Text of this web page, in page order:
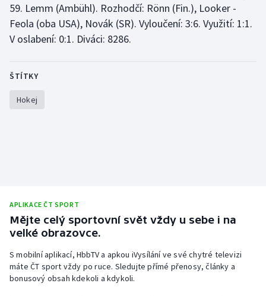
59. Lemm (Ambühl). Rozhodčí: Rönn (Fin.), Looker -
Feola (oba USA), Novák (SR). Vyloučení: 3:6. Využití: 1:1.
V oslabení: 0:1. Diváci: 8286.
ŠTÍTKY
Hokej
APLIKACE ČT SPORT
Mějte celý sportovní svět vždy u sebe i na
velké obrazovce.
S mobilní aplikací, HbbTV a apkou iVysílání ve své chytré televizi
máte ČT sport vždy po ruce. Sledujte přímé přenosy, články a
bonusový obsah kdekoli a kdykoli.